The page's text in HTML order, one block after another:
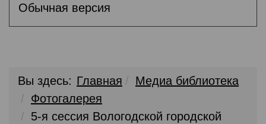
Обычная версия
Вы здесь: Главная
Медиа библиотека
Фотогалерея
5-я сессия Вологодской городской